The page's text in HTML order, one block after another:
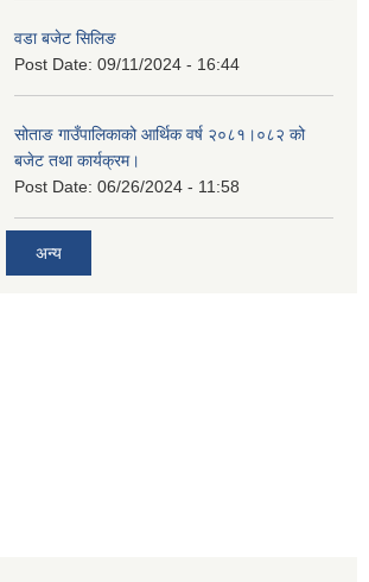
वडा बजेट सिलिङ
Post Date: 09/11/2024 - 16:44
सोताङ गाउँपालिकाको आर्थिक वर्ष २०८१।०८२ को
बजेट तथा कार्यक्रम।
Post Date: 06/26/2024 - 11:58
अन्य